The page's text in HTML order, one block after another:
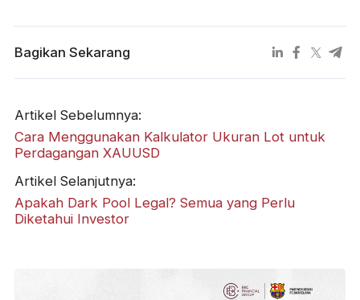
Bagikan Sekarang
Artikel Sebelumnya:
Cara Menggunakan Kalkulator Ukuran Lot untuk
Perdagangan XAUUSD
Artikel Selanjutnya:
Apakah Dark Pool Legal? Semua yang Perlu
Diketahui Investor